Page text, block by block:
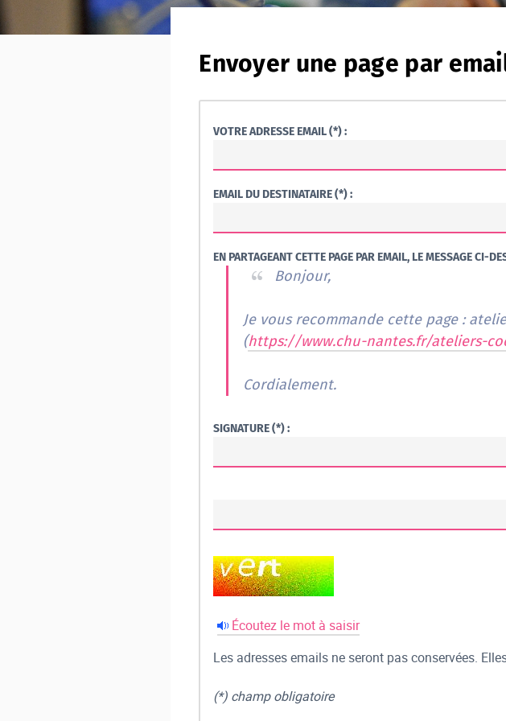
Envoyer une page par
VOTRE ADRESSE EMAIL (*) :
EMAIL DU DESTINATAIRE (*) :
EN PARTAGEANT CETTE PAGE PAR EMAIL, LE MESSAGE CI-
Bonjour,
Je vous recommande cette page :
(https://www.chu-nantes.fr/ateliers-
Cordialement.
SIGNATURE (*) :
Écoutez le mot à saisir
Les adresses emails ne seront pas conservées.
(*) champ obligatoire